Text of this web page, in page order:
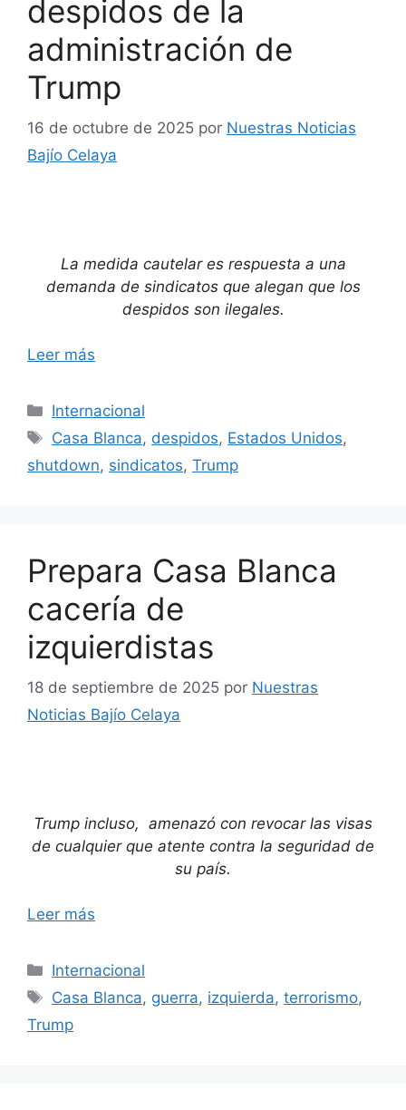
despidos de la
administración de
Trump
16 de octubre de 2025 por Nuestras Noticias
Bajío Celaya
La medida cautelar es respuesta a una
demanda de sindicatos que alegan que los
despidos son ilegales.
Leer más
Categorías
Internacional
Etiquetas
Casa Blanca, despidos, Estados Unidos,
shutdown, sindicatos, Trump
Prepara Casa Blanca
cacería de
izquierdistas
18 de septiembre de 2025 por Nuestras
Noticias Bajío Celaya
Trump incluso, amenazó con revocar las visas
de cualquier que atente contra la seguridad de
su país.
Leer más
Categorías
Internacional
Etiquetas
Casa Blanca, guerra, izquierda,terrorismo,
Trump